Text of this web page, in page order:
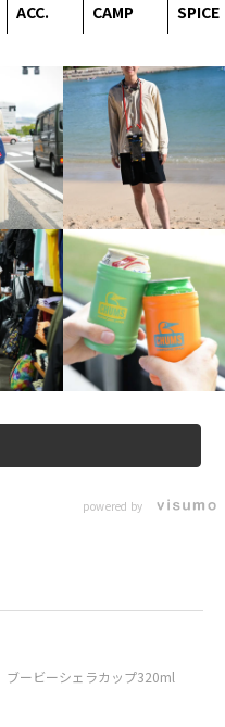
ACC. CAMP SPICE
powered by
ブービーシェラカップ320ml